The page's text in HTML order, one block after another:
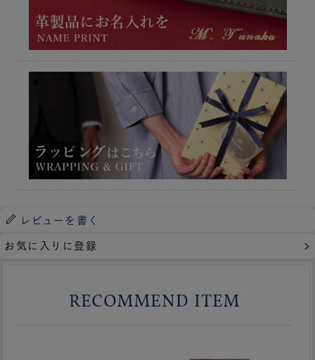
レビューを書く
お気に入りに登録
RECOMMEND ITEM